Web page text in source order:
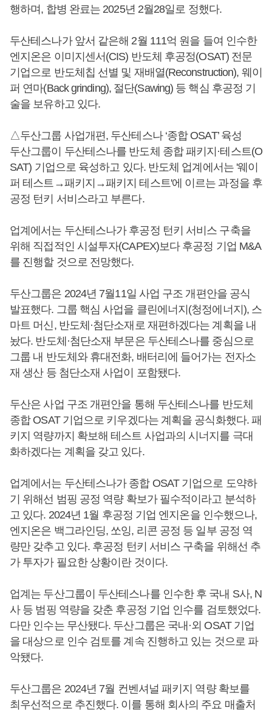
행하며, 합병 완료는 2025년 2월28일로 정했다.
두산테스나가 앞서 같은해 2월 111억 원을 들여 인수한
엔지온은 이미지센서(CIS) 반도체 후공정(OSAT) 전문
기업으로 반도체칩 선별 및 재배열(Reconstruction), 웨이
퍼 연마(Back grinding), 절단(Sawing) 등 핵심 후공정 기
술을 보유하고 있다.
△두산그룹 사업개편, 두산테스나 ‘종합 OSAT’ 육성
두산그룹이 두산테스나를 반도체 종합 패키지·테스트(O
SAT) 기업으로 육성하고 있다. 반도체 업계에서는 '웨이
퍼 테스트→패키지→패키지 테스트'에 이르는 과정을 후
공정 턴키 서비스라고 부른다.
업계에서는 두산테스나가 후공정 턴키 서비스 구축을
위해 직접적인 시설투자(CAPEX)보다 후공정 기업 M&A
를 진행할 것으로 전망했다.
두산그룹은 2024년 7월11일 사업 구조 개편안을 공식
발표했다. 그룹 핵심 사업을 클린에너지(청정에너지), 스
마트 머신, 반도체·첨단소재로 재편하겠다는 계획을 내
놨다. 반도체·첨단소재 부문은 두산테스나를 중심으로
그룹 내 반도체와 휴대전화, 배터리에 들어가는 전자소
재 생산 등 첨단소재 사업이 포함됐다.
두산은 사업 구조 개편안을 통해 두산테스나를 반도체
종합 OSAT 기업으로 키우겠다는 계획을 공식화했다. 패
키지 역량까지 확보해 테스트 사업과의 시너지를 극대
화하겠다는 계획을 갖고 있다.
업계에서는 두산테스나가 종합 OSAT 기업으로 도약하
기 위해선 범핑 공정 역량 확보가 필수적이라고 분석하
고 있다. 2024년 1월 후공정 기업 엔지온을 인수했으나,
엔지온은 백그라인딩, 쏘잉, 리콘 공정 등 일부 공정 역
량만 갖추고 있다. 후공정 턴키 서비스 구축을 위해선 추
가 투자가 필요한 상황이란 것이다.
업계는 두산그룹이 두산테스나를 인수한 후 국내 S사, N
사 등 범핑 역량을 갖춘 후공정 기업 인수를 검토했었다.
다만 인수는 무산됐다. 두산그룹은 국내·외 OSAT 기업
을 대상으로 인수 검토를 계속 진행하고 있는 것으로 파
악됐다.
두산그룹은 2024년 7월 컨벤셔널 패키지 역량 확보를
최우선적으로 추진했다. 이를 통해 회사의 주요 매출처